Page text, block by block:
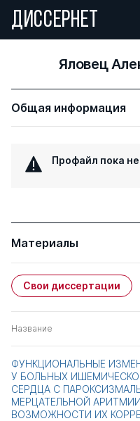
ДИССЕРНЕТ
Яловец
Общая информация
Профайл пока
Материалы
Свои диссертации
Название
ФУНКЦИОНАЛЬНЫЕ
У БОЛЬНЫХ
СЕРДЦА С
МЕРЦАТЕЛЬНОЙ
ВОЗМОЖНОСТИ ИХ